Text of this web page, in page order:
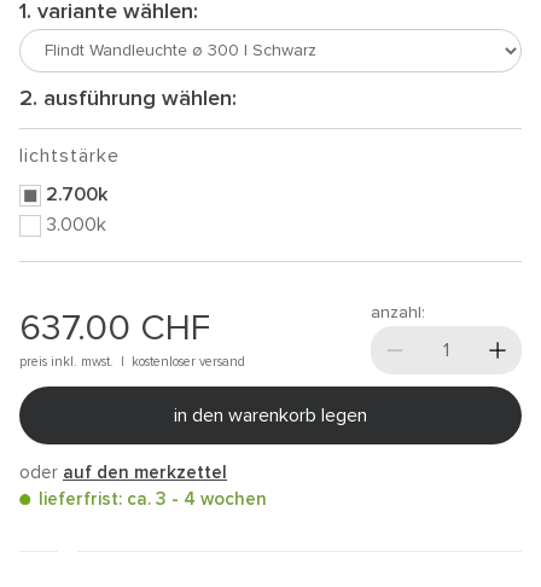
1. variante wählen:
2. ausführung wählen:
lichtstärke
2.700k
3.000k
637.00 CHF
preis inkl. mwst. | kostenloser versand
anzahl:
in den warenkorb legen
oder auf den merkzettel
lieferfrist: ca. 3 - 4 wochen